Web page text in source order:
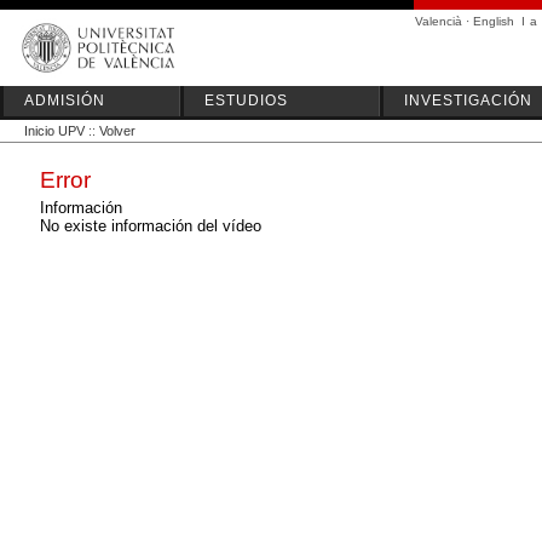
Valencià · English I a
ADMISIÓN ESTUDIOS INVESTIGACIÓN
Inicio UPV :: Volver
Error
Información
No existe información del vídeo